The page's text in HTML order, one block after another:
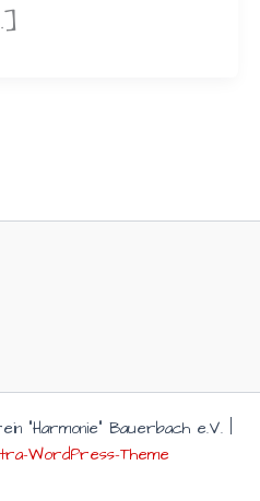
"Harmonie" Bauerbach e.V. |
WordPress-Theme